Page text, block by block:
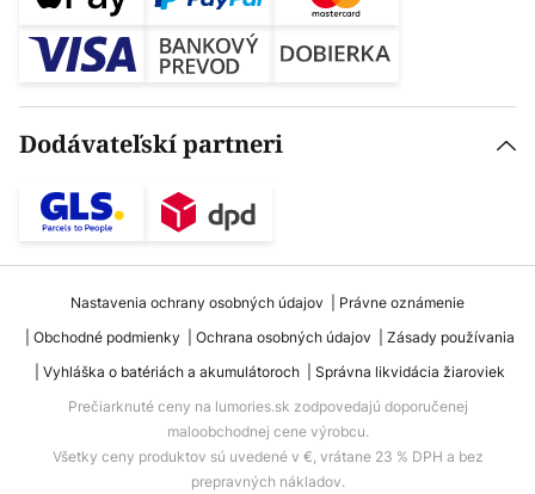
Dodávateľskí partneri
Nastavenia ochrany osobných údajov
Právne oznámenie
Obchodné podmienky
Ochrana osobných údajov
Zásady používania
Vyhláška o batériách a akumulátoroch
Správna likvidácia žiaroviek
Prečiarknuté ceny na lumories.sk zodpovedajú doporučenej
maloobchodnej cene výrobcu.
Všetky ceny produktov sú uvedené v €, vrátane 23 % DPH a bez
prepravných nákladov.